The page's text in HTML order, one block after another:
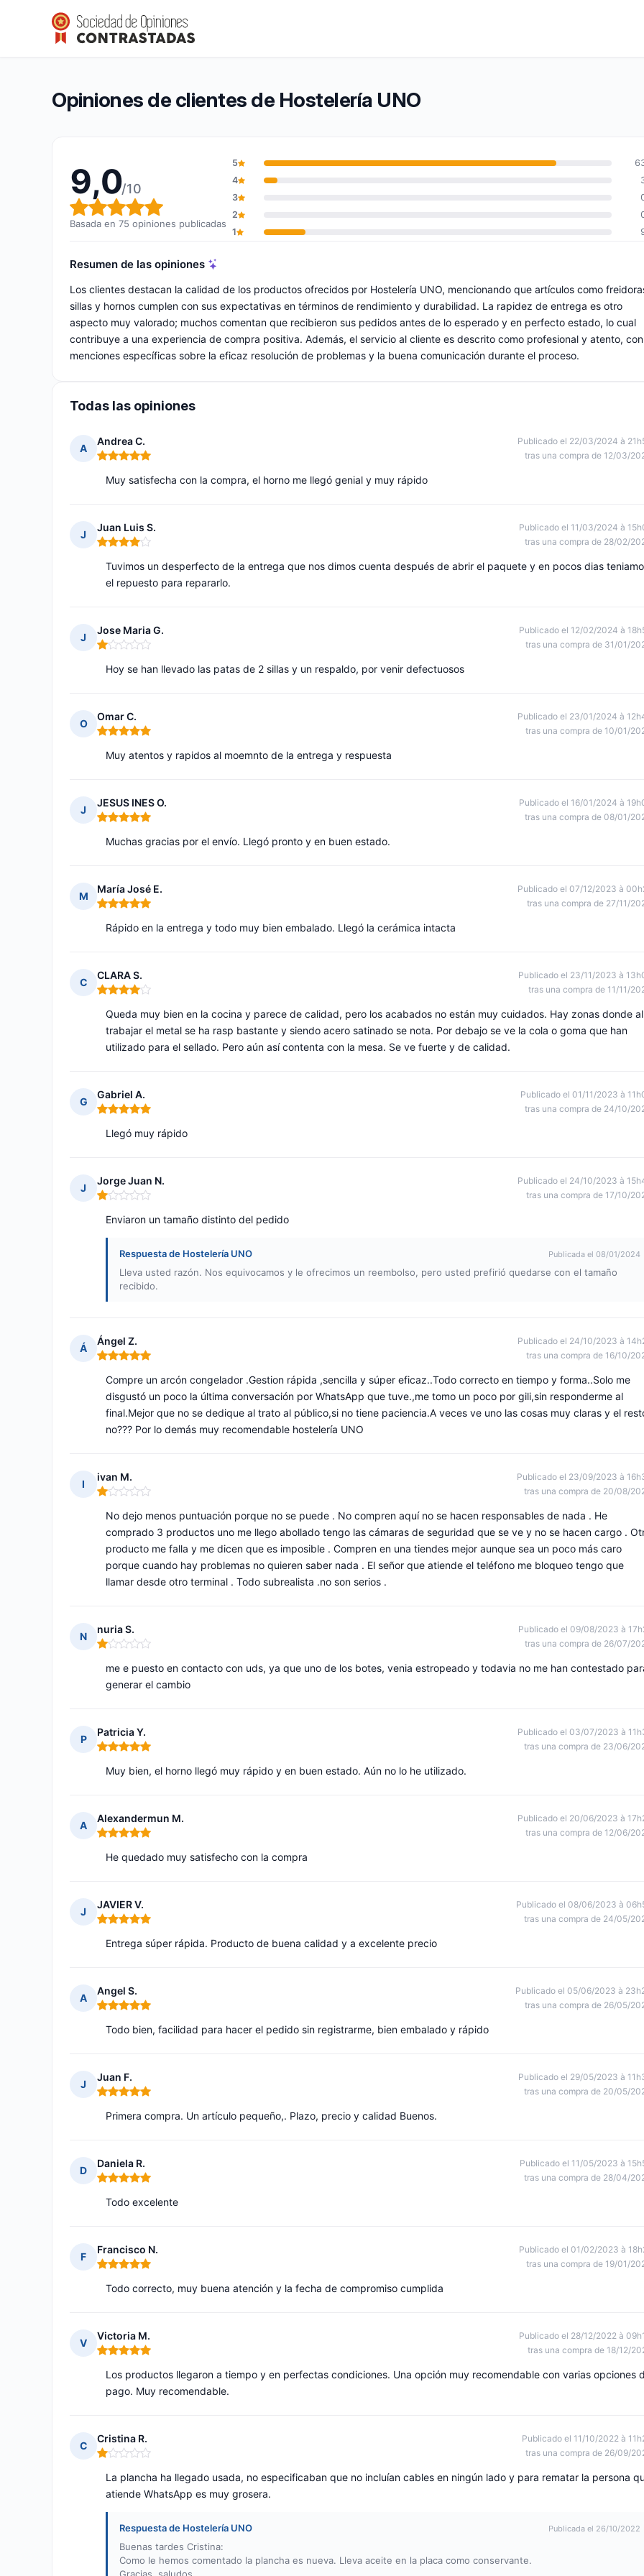
Hostelería UNO
Calificación global: 9,0 de 10
9,0/10(75 opiniones)
Opiniones de clientes de Hostelería UNO
9,0/10
Calificación global: 9,0 de 10
Basada en 75 opiniones publicadas
5
4
3
2
1
Resumen de las opiniones
Los clientes destacan la calidad de los productos ofrecidos por Hostelería UNO, mencionando que artículos como
sillas y hornos cumplen con sus expectativas en términos de rendimiento y durabilidad. La rapidez de entrega es otro
aspecto muy valorado; muchos comentan que recibieron sus pedidos antes de lo esperado y en perfecto estado, lo cual
contribuye a una experiencia de compra positiva. Además, el servicio al cliente es descrito como profesional y atento, con
menciones específicas sobre la eficaz resolución de problemas y la buena comunicación durante el proceso.
Todas las opiniones
A
Andrea C.
Nota: 5 de 5
Publicado el 22/03/2024 à
tras una compra de 12/03/
Muy satisfecha con la compra, el horno me llegó genial y muy rápido
J
Juan Luis S.
Nota: 4 de 5
Publicado el 11/03/2024 à
tras una compra de 28/02/
Tuvimos un desperfecto de la entrega que nos dimos cuenta después de abrir el paquete y en pocos dias
el repuesto para repararlo.
J
Jose Maria G.
Nota: 1 de 5
Publicado el 12/02/2024 à
tras una compra de 31/01/
Hoy se han llevado las patas de 2 sillas y un respaldo, por venir defectuosos
O
Omar C.
Nota: 5 de 5
Publicado el 23/01/2024 à
tras una compra de 10/01/
Muy atentos y rapidos al moemnto de la entrega y respuesta
J
JESUS INES O.
Nota: 5 de 5
Publicado el 16/01/2024 à
tras una compra de 08/01/
Muchas gracias por el envío. Llegó pronto y en buen estado.
M
María José E.
Nota: 5 de 5
Publicado el 07/12/2023 à
tras una compra de 27/11/
Rápido en la entrega y todo muy bien embalado. Llegó la cerámica intacta
C
CLARA S.
Nota: 4 de 5
Publicado el 23/11/2023 à
tras una compra de 11/11/
Queda muy bien en la cocina y parece de calidad, pero los acabados no están muy cuidados. Hay zonas donde al
trabajar el metal se ha rasp bastante y siendo acero satinado se nota. Por debajo se ve la cola o goma que han
utilizado para el sellado. Pero aún así contenta con la mesa. Se ve fuerte y de calidad.
G
Gabriel A.
Nota: 5 de 5
Publicado el 01/11/2023 à
tras una compra de 24/10/
Llegó muy rápido
J
Jorge Juan N.
Nota: 1 de 5
Publicado el 24/10/2023 à
tras una compra de 17/10/
Enviaron un tamaño distinto del pedido
Respuesta de Hostelería UNO Publicada el 08/01/2024
Lleva usted razón. Nos equivocamos y le ofrecimos un reembolso, pero usted prefirió quedarse con el tamaño
recibido.
Á
Ángel Z.
Nota: 5 de 5
Publicado el 24/10/2023 à
tras una compra de 16/10/
Compre un arcón congelador .Gestion rápida ,sencilla y súper eficaz..Todo correcto en tiempo y forma..Solo me
disgustó un poco la última conversación por WhatsApp que tuve.,me tomo un poco por gili,sin responderme al
final.Mejor que no se dedique al trato al público,si no tiene paciencia.A veces ve uno las cosas muy claras y el
no??? Por lo demás muy recomendable hostelería UNO
I
ivan M.
Nota: 1 de 5
Publicado el 23/09/2023 à
tras una compra de 20/08/
No dejo menos puntuación porque no se puede . No compren aquí no se hacen responsables de nada . He
comprado 3 productos uno me llego abollado tengo las cámaras de seguridad que se ve y no se hacen cargo .
producto me falla y me dicen que es imposible . Compren en una tiendes mejor aunque sea un poco más caro
porque cuando hay problemas no quieren saber nada . El señor que atiende el teléfono me bloqueo tengo que
llamar desde otro terminal . Todo subrealista .no son serios .
N
nuria S.
Nota: 1 de 5
Publicado el 09/08/2023 à
tras una compra de 26/07/
me e puesto en contacto con uds, ya que uno de los botes, venia estropeado y todavia no me han contestado
generar el cambio
P
Patricia Y.
Nota: 5 de 5
Publicado el 03/07/2023 à
tras una compra de 23/06/
Muy bien, el horno llegó muy rápido y en buen estado. Aún no lo he utilizado.
A
Alexandermun M.
Nota: 5 de 5
Publicado el 20/06/2023 à
tras una compra de 12/06/
He quedado muy satisfecho con la compra
J
JAVIER V.
Nota: 5 de 5
Publicado el 08/06/2023 à
tras una compra de 24/05/
Entrega súper rápida. Producto de buena calidad y a excelente precio
A
Angel S.
Nota: 5 de 5
Publicado el 05/06/2023 à
tras una compra de 26/05/
Todo bien, facilidad para hacer el pedido sin registrarme, bien embalado y rápido
J
Juan F.
Nota: 5 de 5
Publicado el 29/05/2023 à
tras una compra de 20/05/
Primera compra. Un artículo pequeño,. Plazo, precio y calidad Buenos.
D
Daniela R.
Nota: 5 de 5
Publicado el 11/05/2023 à
tras una compra de 28/04/
Todo excelente
F
Francisco N.
Nota: 5 de 5
Publicado el 01/02/2023 à
tras una compra de 19/01/
Todo correcto, muy buena atención y la fecha de compromiso cumplida
V
Victoria M.
Nota: 5 de 5
Publicado el 28/12/2022 à
tras una compra de 18/12/
Los productos llegaron a tiempo y en perfectas condiciones. Una opción muy recomendable con varias opciones
pago. Muy recomendable.
C
Cristina R.
Nota: 1 de 5
Publicado el 11/10/2022 à
tras una compra de 26/09/
La plancha ha llegado usada, no especificaban que no incluían cables en ningún lado y para rematar la persona
atiende WhatsApp es muy grosera.
Respuesta de Hostelería UNO Publicada el 26/10/2022
Buenas tardes Cristina:
Como le hemos comentado la plancha es nueva. Lleva aceite en la placa como conservante.